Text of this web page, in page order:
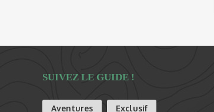
SUIVEZ LE GUIDE !
Aventures Exclusif